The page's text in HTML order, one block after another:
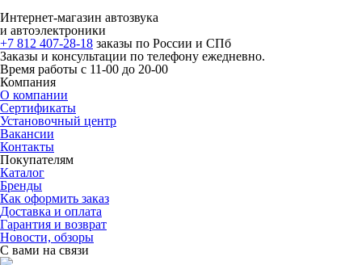
Интернет-магазин автозвука
и автоэлектроники
+7 812 407-28-18 заказы по России и СПб
Заказы и консультации по телефону ежедневно.
Время работы с 11-00 до 20-00
Компания
О компании
Сертификаты
Установочный центр
Вакансии
Контакты
Покупателям
Каталог
Бренды
Как оформить заказ
Доставка и оплата
Гарантия и возврат
Новости, обзоры
С вами на связи